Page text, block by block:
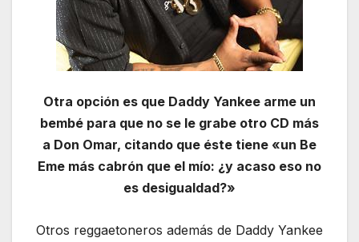
Otra opción es que Daddy Yankee arme un
bembé para que no se le grabe otro CD más
a Don Omar, citando que éste tiene «un Be
Eme más cabrón que el mío: ¿y acaso eso no
es desigualdad?»
Otros reggaetoneros además de Daddy Yankee